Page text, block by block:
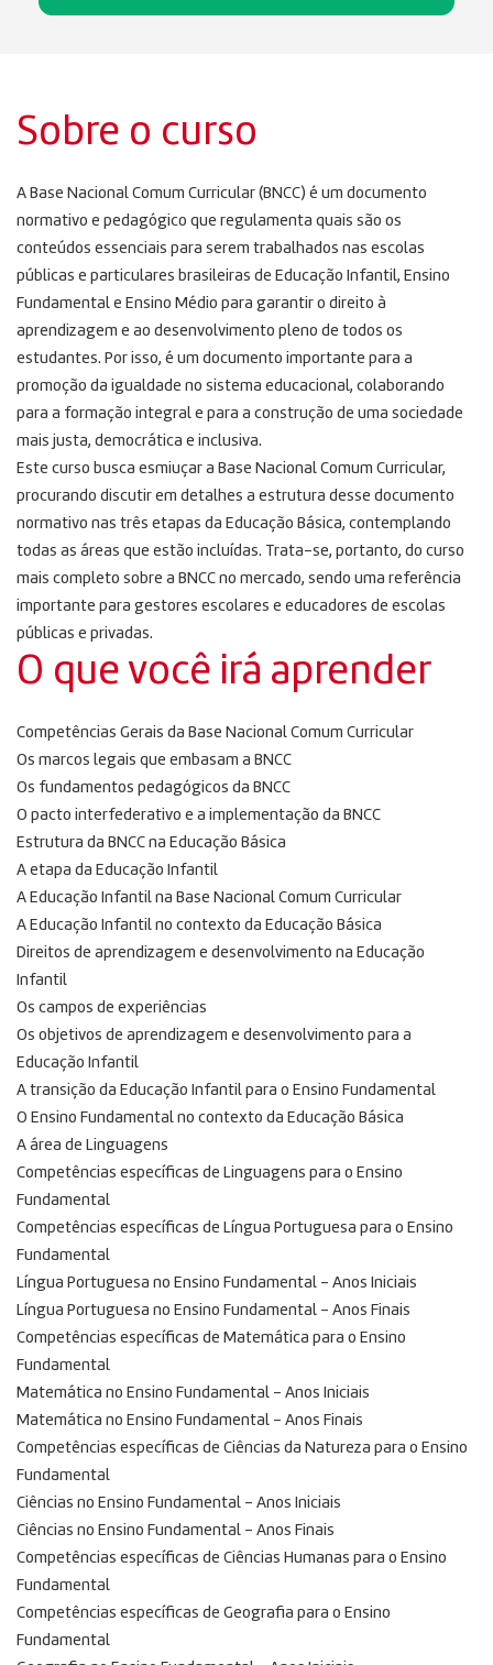
Sobre o curso
A Base Nacional Comum Curricular (BNCC) é um documento
normativo e pedagógico que regulamenta quais são os
conteúdos essenciais para serem trabalhados nas escolas
públicas e particulares brasileiras de Educação Infantil, Ensino
Fundamental e Ensino Médio para garantir o direito à
aprendizagem e ao desenvolvimento pleno de todos os
estudantes. Por isso, é um documento importante para a
promoção da igualdade no sistema educacional, colaborando
para a formação integral e para a construção de uma sociedade
mais justa, democrática e inclusiva.
Este curso busca esmiuçar a Base Nacional Comum Curricular,
procurando discutir em detalhes a estrutura desse documento
normativo nas três etapas da Educação Básica, contemplando
todas as áreas que estão incluídas. Trata-se, portanto, do curso
mais completo sobre a BNCC no mercado, sendo uma referência
importante para gestores escolares e educadores de escolas
públicas e privadas.
O que você irá aprender
Competências Gerais da Base Nacional Comum Curricular
Os marcos legais que embasam a BNCC
Os fundamentos pedagógicos da BNCC
O pacto interfederativo e a implementação da BNCC
Estrutura da BNCC na Educação Básica
A etapa da Educação Infantil
A Educação Infantil na Base Nacional Comum Curricular
A Educação Infantil no contexto da Educação Básica
Direitos de aprendizagem e desenvolvimento na Educação
Infantil
Os campos de experiências
Os objetivos de aprendizagem e desenvolvimento para a
Educação Infantil
A transição da Educação Infantil para o Ensino Fundamental
O Ensino Fundamental no contexto da Educação Básica
A área de Linguagens
Competências específicas de Linguagens para o Ensino
Fundamental
Competências específicas de Língua Portuguesa para o Ensino
Fundamental
Língua Portuguesa no Ensino Fundamental – Anos Iniciais
Língua Portuguesa no Ensino Fundamental – Anos Finais
Competências específicas de Matemática para o Ensino
Fundamental
Matemática no Ensino Fundamental – Anos Iniciais
Matemática no Ensino Fundamental – Anos Finais
Competências específicas de Ciências da Natureza para o Ensino
Fundamental
Ciências no Ensino Fundamental – Anos Iniciais
Ciências no Ensino Fundamental – Anos Finais
Competências específicas de Ciências Humanas para o Ensino
Fundamental
Competências específicas de Geografia para o Ensino
Fundamental